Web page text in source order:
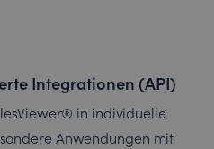
Integrationen (API)
in individuelle
Anwendungen mit